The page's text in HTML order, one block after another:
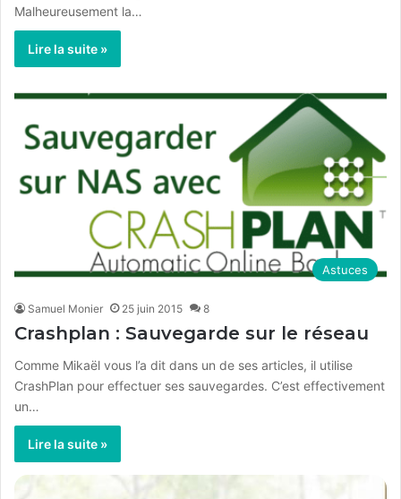
Malheureusement la…
Lire la suite »
Astuces
Samuel Monier 25 juin 2015 8
Crashplan : Sauvegarde sur le réseau
Comme Mikaël vous l’a dit dans un de ses articles, il utilise
CrashPlan pour effectuer ses sauvegardes. C’est effectivement
un…
Lire la suite »